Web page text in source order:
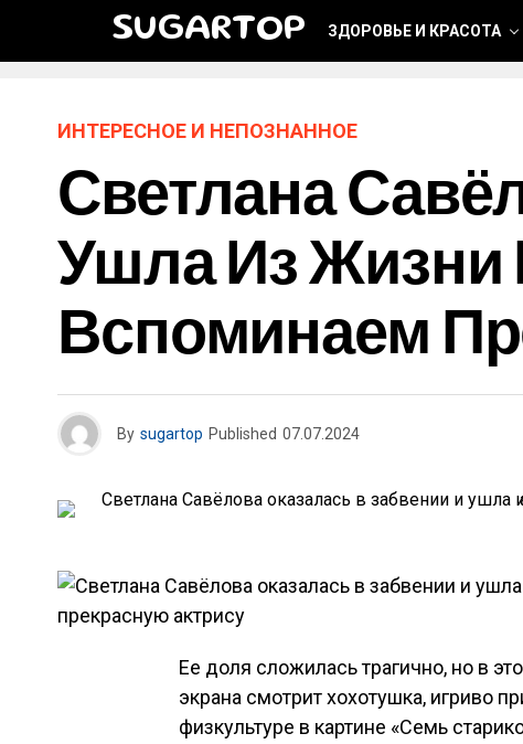
SUGARTOP ЗДОРОВЬЕ И КРАСОТА
ИНТЕРЕСНОЕ И НЕПОЗНАННОЕ
Светлана
Ушла Из Жизни
Вспоминаем
By sugartop Published 07.07.2024
Ее доля сложилась трагично, но в
экрана смотрит хохотушка, игриво
физкультуре в картине «Семь